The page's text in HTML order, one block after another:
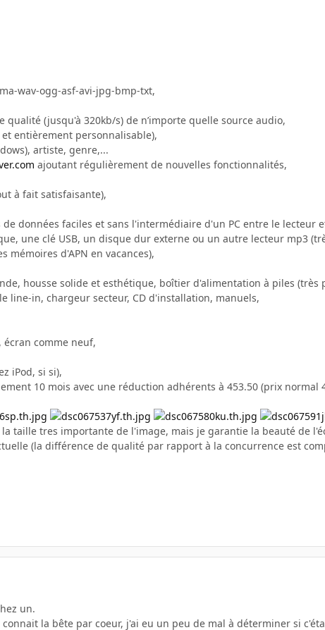
wav-ogg-asf-avi-jpg-bmp-txt,
(jusqu'à 320kb/s) de n’importe quelle source audio,
entièrement personnalisable),
artiste, genre,...
ajoutant régulièrement de nouvelles fonctionnalités,
à fait satisfaisante),
de données faciles et sans l'intermédiaire d'un PC entre le lecteur
une clé USB, un disque dur externe ou un autre lecteur mp3
mémoires d'APN en vacances),
housse solide et esthétique, boîtier d'alimentation à piles (très
line-in, chargeur secteur, CD d'installation, manuels,
comme neuf,
iPod, si si),
10 mois avec une réduction adhérents à 453.50 (prix normal
taille tres importante de l'image, mais je garantie la beauté de
(la différence de qualité par rapport à la concurrence est
un.
la bête par coeur, j'ai eu un peu de mal à déterminer si